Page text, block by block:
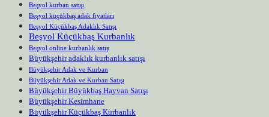
Beşyol kurban satışı
Beşyol küçükbaş adak fiyatları
Beşyol Küçükbaş Adaklık Satışı
Beşyol Küçükbaş Kurbanlık
Beşyol online kurbanlık satış
Büyükşehir adaklık kurbanlık satışı
Büyükşehir Adak ve Kurban
Büyükşehir Adak ve Kurban Satışı
Büyükşehir Büyükbaş Hayvan Satışı
Büyükşehir Kesimhane
Büyükşehir Küçükbaş Kurbanlık